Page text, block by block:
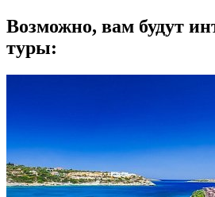
Возможно, вам будут
туры: